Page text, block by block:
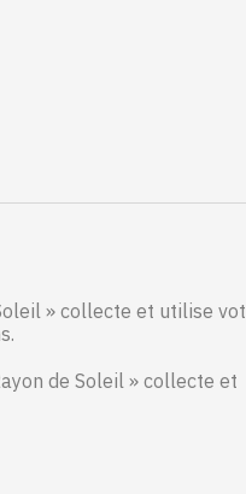
» collecte et utilise
de Soleil » collecte et